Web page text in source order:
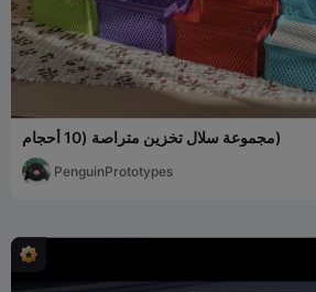
مجموعة سلال تخزين متراصة (10 أحجام)
PenguinPrototypes